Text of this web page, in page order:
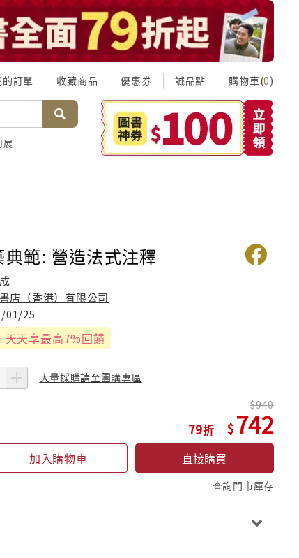
的訂單 收藏商品 優惠券 誠品點 購物車(0)
展
範: 營造法式注釋
店（香港）有限公司
01/25
天天享最高7%回饋
大量採購請至團購專區
79
940
742
加入購物車 直接購買
查詢門市庫存